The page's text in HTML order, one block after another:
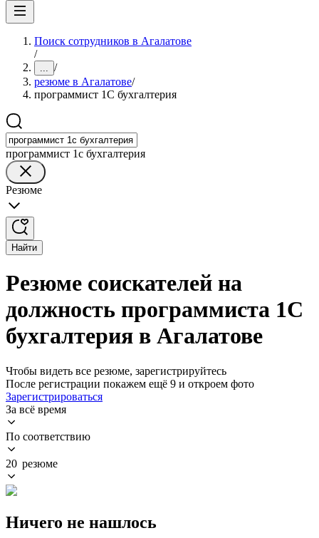
Поиск сотрудников в Агалатове
/
... /
резюме в Агалатове/
программист 1С бухгалтерия
программист 1с бухгалтерия
Резюме
Найти
Резюме соискателей на
должность программиста 1С
бухгалтерия в Агалатове
Чтобы видеть все резюме, зарегистрируйтесь
После регистрации покажем ещё 9 и откроем фото
Зарегистрироваться
За всё время
По соответствию
20 резюме
Ничего не нашлось